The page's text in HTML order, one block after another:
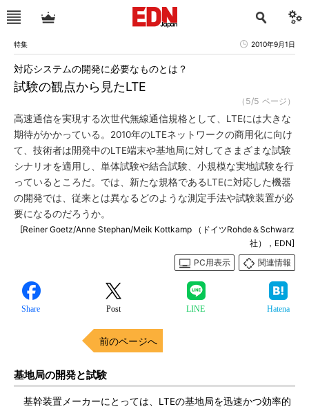
特集 2010年9月1日
試験の観点から見たLTE
対応システムの開発に必要なものとは？
（5/5 ページ）
高速通信を実現する次世代無線通信規格として、LTEには大きな
期待がかかっている。2010年のLTEネットワークの商用化に向け
て、技術者は開発中のLTE端末や基地局に対してさまざまな試験
シナリオを適用し、単体試験や結合試験、小規模な実地試験を行
っているところだ。では、新たな規格であるLTEに対応した機器
の開発では、従来とは異なるどのような測定手法や試験装置が必
要になるのだろうか。
[Reiner Goetz/Anne Stephan/Meik Kottkamp （ドイツRohde＆Schwarz
社），EDN]
PC用表示
関連情報
Share Post LINE Hatena
前のページへ
基地局の開発と試験
基幹装置メーカーにとっては、LTEの基地局を迅速かつ効率的